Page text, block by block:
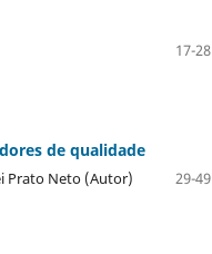
17-28
de qualidade
Prato Neto (Autor)
29-49